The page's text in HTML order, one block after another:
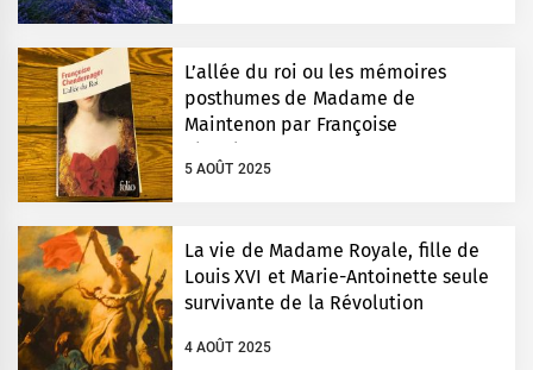
L’allée du roi ou les mémoires
posthumes de Madame de
Maintenon par Françoise
Chandernagor
5 AOÛT 2025
La vie de Madame Royale, fille de
Louis XVI et Marie-Antoinette seule
survivante de la Révolution
4 AOÛT 2025